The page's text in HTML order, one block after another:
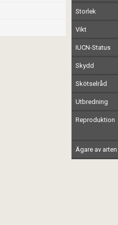
Storlek
Vikt
IUCN-Status
Skydd
Skötselråd
Utbredning
Reproduktion
Ägare av arten